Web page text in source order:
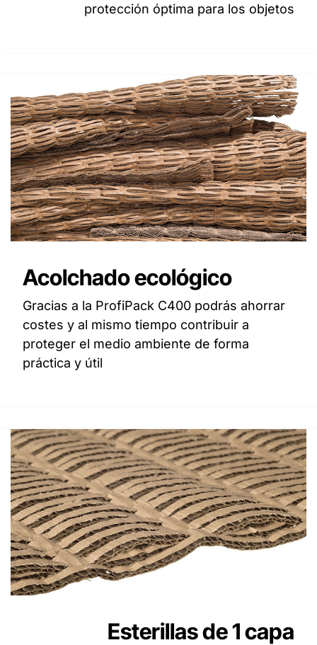
protección óptima para los objetos
Acolchado ecológico
Gracias a la ProfiPack C400 podrás ahorrar
costes y al mismo tiempo contribuir a
proteger el medio ambiente de forma
práctica y útil
Esterillas de 1 capa